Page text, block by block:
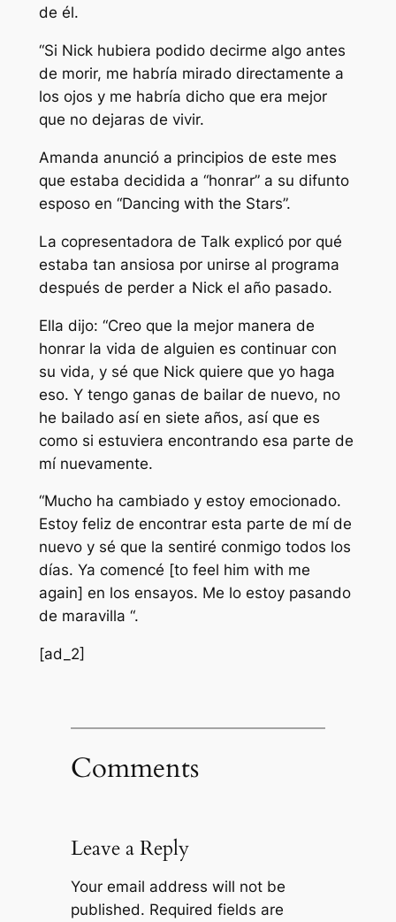
de él.
“Si Nick hubiera podido decirme algo antes
de morir, me habría mirado directamente a
los ojos y me habría dicho que era mejor
que no dejaras de vivir.
Amanda anunció a principios de este mes
que estaba decidida a “honrar” a su difunto
esposo en “Dancing with the Stars”.
La copresentadora de Talk explicó por qué
estaba tan ansiosa por unirse al programa
después de perder a Nick el año pasado.
Ella dijo: “Creo que la mejor manera de
honrar la vida de alguien es continuar con
su vida, y sé que Nick quiere que yo haga
eso. Y tengo ganas de bailar de nuevo, no
he bailado así en siete años, así que es
como si estuviera encontrando esa parte de
mí nuevamente.
“Mucho ha cambiado y estoy emocionado.
Estoy feliz de encontrar esta parte de mí de
nuevo y sé que la sentiré conmigo todos los
días. Ya comencé [to feel him with me
again] en los ensayos. Me lo estoy pasando
de maravilla “.
[ad_2]
Comments
Leave a Reply
Your email address will not be
published. Required fields are